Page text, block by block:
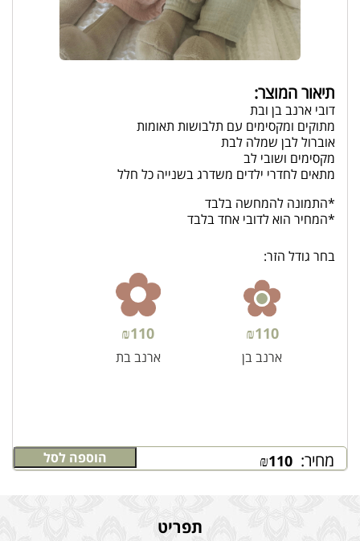
תיאור המוצר:
דובי ארנב בן ובת
מתוקים ומקסימים עם תלבושות תאומות
אוברול לבן שמלה לבת
מקסימים ושובי לב
מתאים לחדרי ילדים משדרג בשנייה כל חלל
*התמונה להמחשה בלבד
*המחיר הוא לדובי אחד בלבד
בחר גודל הזר:
₪110
ארנב בן
₪110
ארנב בת
מחיר: ₪110 הוספה לסל
תפריט